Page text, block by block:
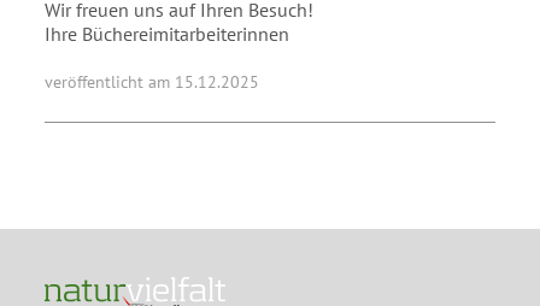
Wir freuen uns auf Ihren Besuch!
Ihre Büchereimitarbeiterinnen
veröffentlicht am 15.12.2025